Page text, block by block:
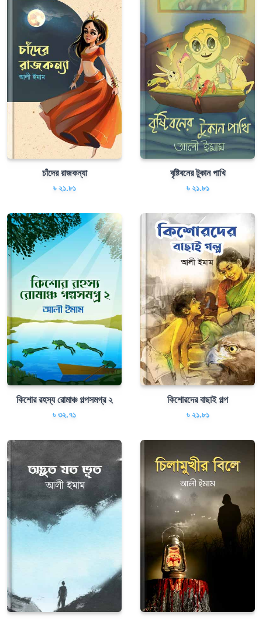
চাঁদের রাজকন্যা
৳ ২১.৮১
বৃষ্টিবনের টুকান পাখি
৳ ২১.৮১
কিশোর রহস্য রোমাঞ্চ গল্পসমগ্র ২
৳ ৩২.৭১
কিশোরদের বাছাই গল্প
৳ ২১.৮১